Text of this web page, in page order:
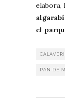
elabora,
el
PAN DE